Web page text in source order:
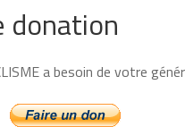
donation
a besoin de votre